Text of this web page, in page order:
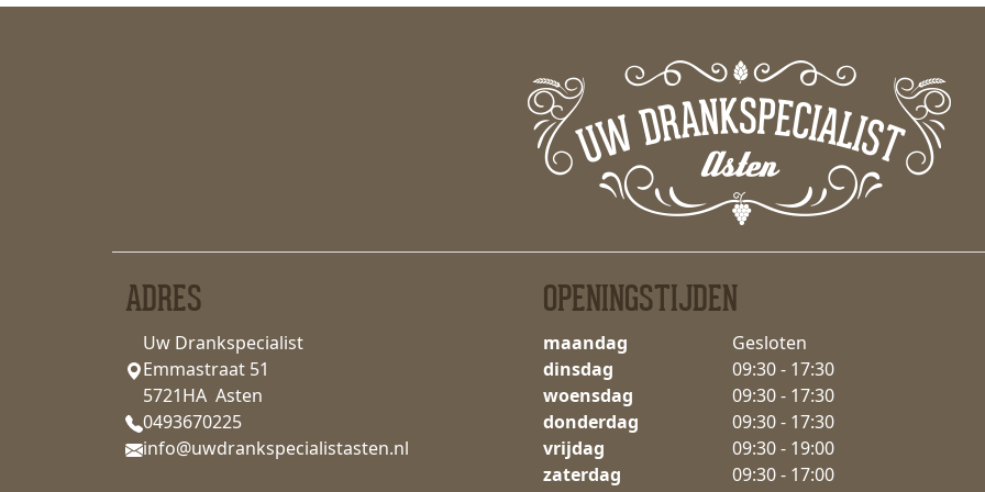
ADRES
Uw Drankspecialist
Emmastraat 51
5721HA Asten
0493670225
info@uwdrankspecialistasten.nl
OPENINGSTIJDEN
maandag
Gesloten
dinsdag
09:30 - 17:30
woensdag
09:30 - 17:30
donderdag
09:30 - 17:30
vrijdag
09:30 - 19:00
zaterdag
09:30 - 17:00